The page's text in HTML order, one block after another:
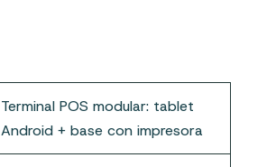
Terminal POS modular: tablet
Android + base con impresora